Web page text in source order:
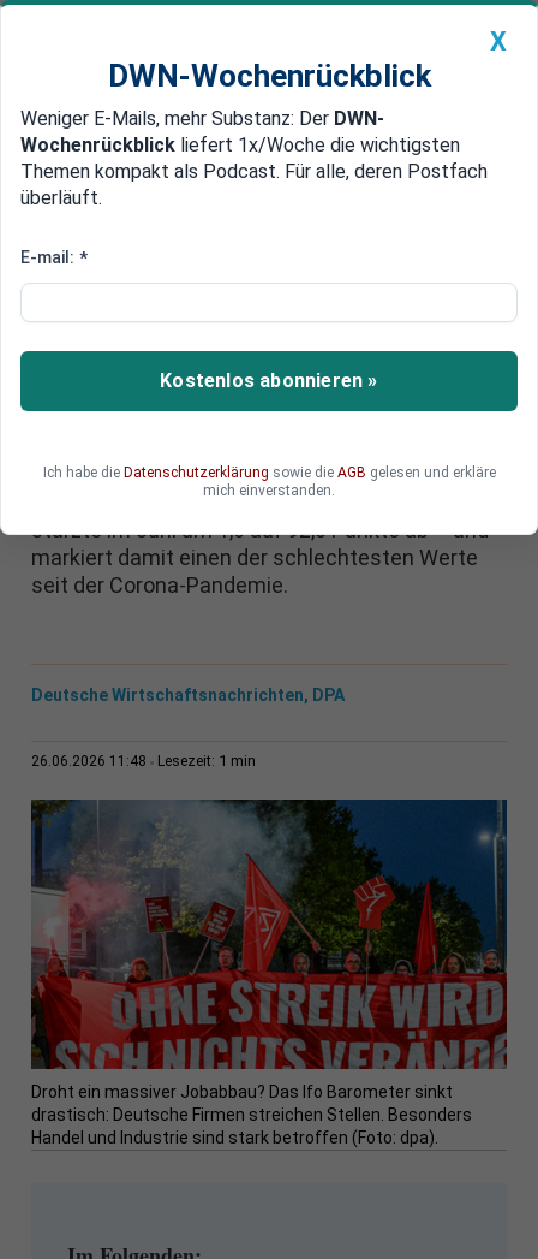
Newsticker MEIN DWN: Geldanlage Premium
Edelmetalle DWN-Magazin China
Job-Kahlschlag droht: Deutsche
Stellenabbau
Die Aussichten für Beschäftigte in Deutschland
verdüstern sich drastisch. Wie das Münchner Ifo-
hierzulande wieder vermehrt, Stellen abzubauen.
Das vielbeachtete Ifo-Beschäftigungsbarometer
stürzte im Juni um 1,6 auf 92,3 Punkte ab – und
markiert damit einen der schlechtesten Werte
seit der Corona-Pandemie.
Deutsche Wirtschaftsnachrichten, DPA
26.06.2026 11:48 Lesezeit: 1 min
Droht ein massiver Jobabbau? Das Ifo Barometer sinkt
drastisch: Deutsche Firmen streichen Stellen. Besonders
Handel und Industrie sind stark betroffen (Foto: dpa).
X
DWN-Wochenrückblick
Weniger E-Mails, mehr Substanz: Der DWN-
Wochenrückblick liefert 1x/Woche die wichtigsten
Themen kompakt als Podcast. Für alle, deren Postfach
überläuft.
E-mail: *
Kostenlos abonnieren »
Ich habe die Datenschutzerklärung sowie die AGB gelesen und erkläre
mich einverstanden.